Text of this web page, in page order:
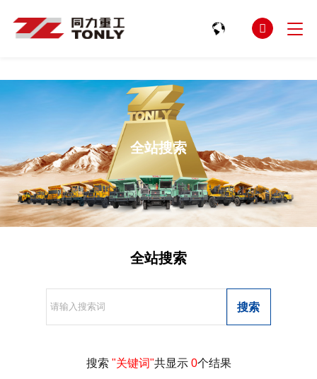
星空电竞(StarSky Sports)官网

全站搜索
全站搜索
搜索
搜索 "关键词"共显示 0个结果